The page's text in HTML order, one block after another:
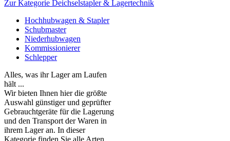
Zur Kategorie Deichselstapler & Lagertechnik
Hochhubwagen & Stapler
Schubmaster
Niederhubwagen
Kommissionierer
Schlepper
Alles, was ihr Lager am Laufen
hält ...
Wir bieten Ihnen hier die größte
Auswahl günstiger und geprüfter
Gebrauchtgeräte für die Lagerung
und den Transport der Waren in
ihrem Lager an. In dieser
Kategorie finden Sie alle Arten